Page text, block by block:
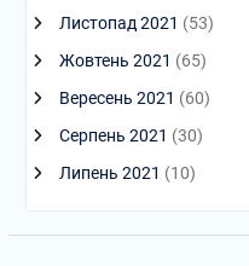
Листопад 2021 (53)
Жовтень 2021 (65)
Вересень 2021 (60)
Серпень 2021 (30)
Липень 2021 (10)